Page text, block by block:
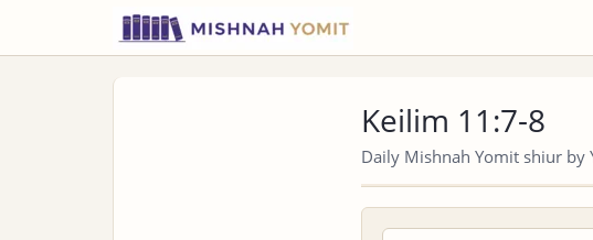
Keilim 11:7-8
Daily Mishnah Yomit shiur by